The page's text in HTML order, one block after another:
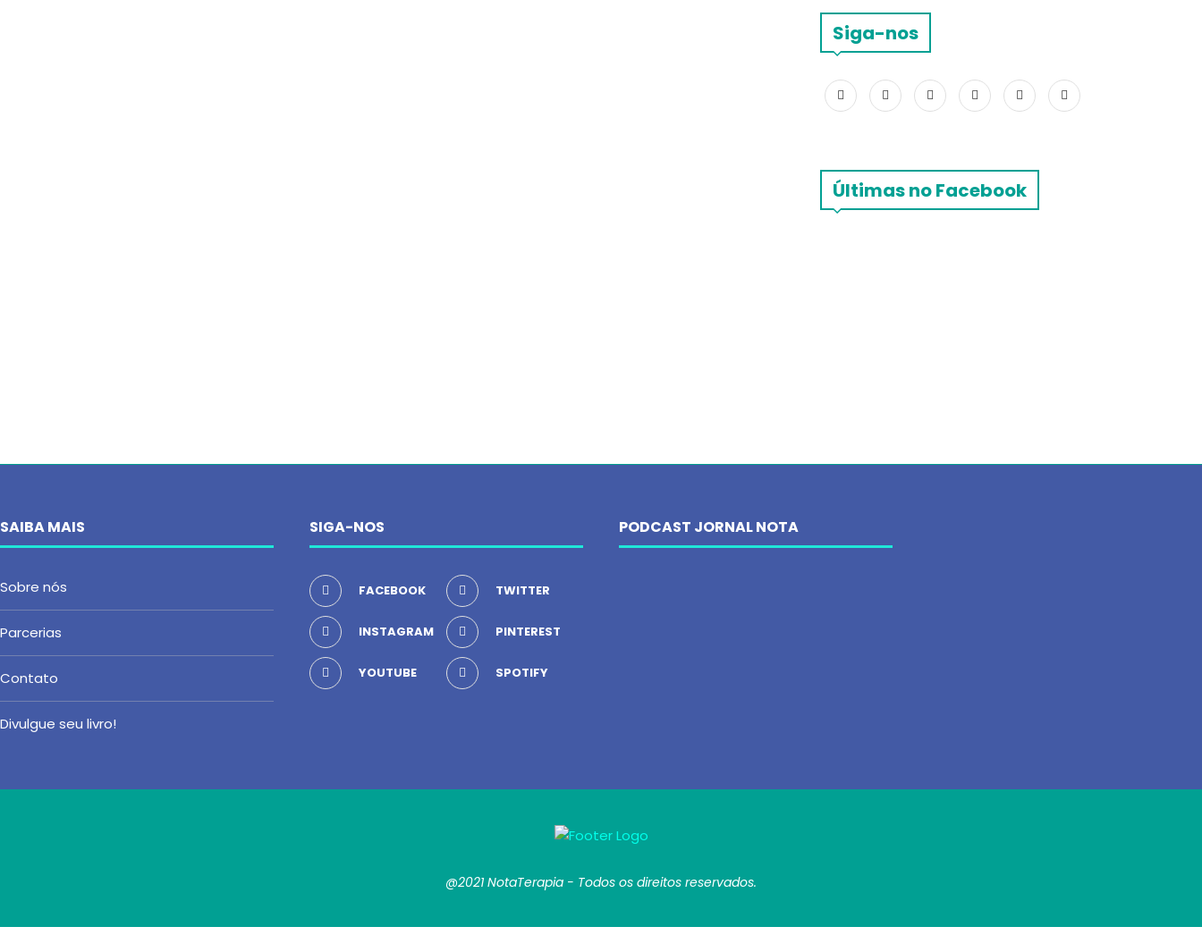
Siga-nos
Últimas no Facebook
SAIBA MAIS
Sobre nós
Parcerias
Contato
Divulgue seu livro!
SIGA-NOS
FACEBOOK TWITTER
INSTAGRAM PINTEREST
YOUTUBE SPOTIFY
PODCAST JORNAL NOTA
@2021 NotaTerapia - Todos os direitos reservados.